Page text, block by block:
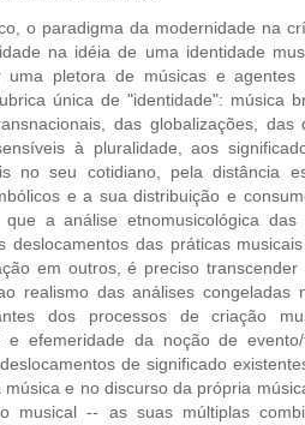
o paradigma da modernidade na
na idéia de uma identidade
uma pletora de músicas e
única de "identidade": música
das globalizações,
à pluralidade, aos
no seu cotidiano, pela distância
e a sua distribuição e
que a análise etnomusicológica
deslocamentos das práticas
em outros, é preciso
realismo das análises
dos processos de criação
e efemeridade da noção de
de significado
e no discurso da própria
musical -- as suas múltiplas